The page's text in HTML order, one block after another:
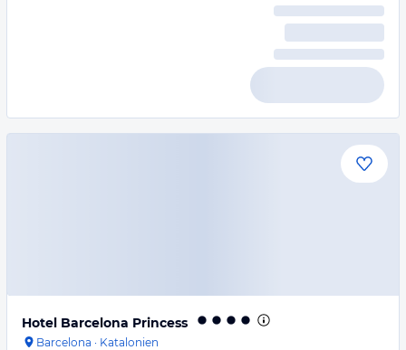
Hotel Barcelona Princess
Barcelona · Katalonien